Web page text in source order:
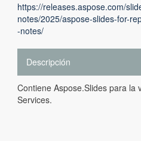
https://releases.aspose.com/
notes/2025/aspose-slides-for-
-notes/
Descripción
Contiene Aspose.Slides para la
Services.